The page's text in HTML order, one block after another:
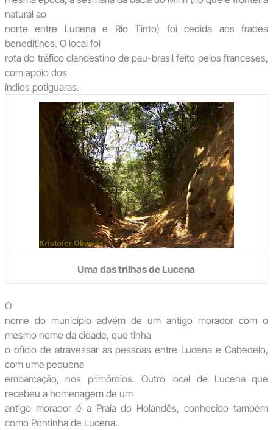
natural ao
norte entre Lucena e Rio Tinto) foi cedida aos frades
beneditinos. O local foi
rota do tráfico clandestino de pau-brasil feito pelos franceses,
com apoio dos
índios potiguaras.
Uma das trilhas de Lucena
O
nome do município advém de um antigo morador com o
mesmo nome da cidade, que tinha
o ofício de atravessar as pessoas entre Lucena e Cabedelo,
com uma pequena
embarcação, nos primórdios. Outro local de Lucena que
recebeu a homenagem de um
antigo morador é a Praia do Holandês, conhecido também
como Pontinha de Lucena.